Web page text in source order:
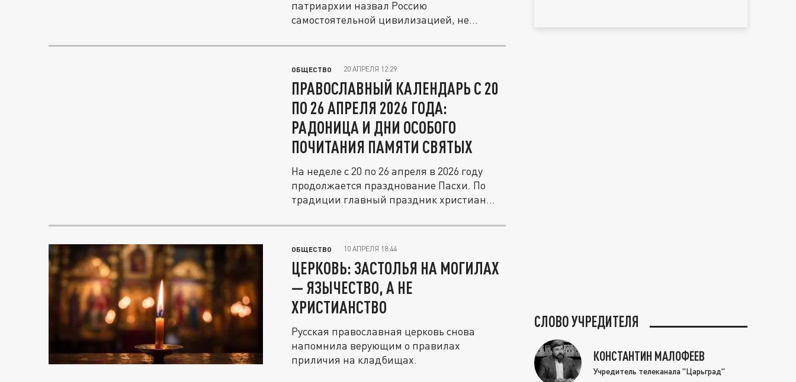
патриархии назвал Россию
самостоятельной цивилизацией, не
ОБЩЕСТВО 20 АПРЕЛЯ 12:29
ПРАВОСЛАВНЫЙ КАЛЕНДАРЬ С 20
ПО 26 АПРЕЛЯ 2026 ГОДА:
РАДОНИЦА И ДНИ ОСОБОГО
ПОЧИТАНИЯ ПАМЯТИ СВЯТЫХ
На неделе с 20 по 26 апреля в 2026 году
продолжается празднование Пасхи. По
традиции главный праздник христиан...
ОБЩЕСТВО 10 АПРЕЛЯ 18:44
ЦЕРКОВЬ: ЗАСТОЛЬЯ НА МОГИЛАХ
— ЯЗЫЧЕСТВО, А НЕ
ХРИСТИАНСТВО
Русская православная церковь снова
напомнила верующим о правилах
приличия на кладбищах.
СЛОВО УЧРЕДИТЕЛЯ
КОНСТАНТИН МАЛОФЕЕВ
Учредитель телеканала "Царьград"